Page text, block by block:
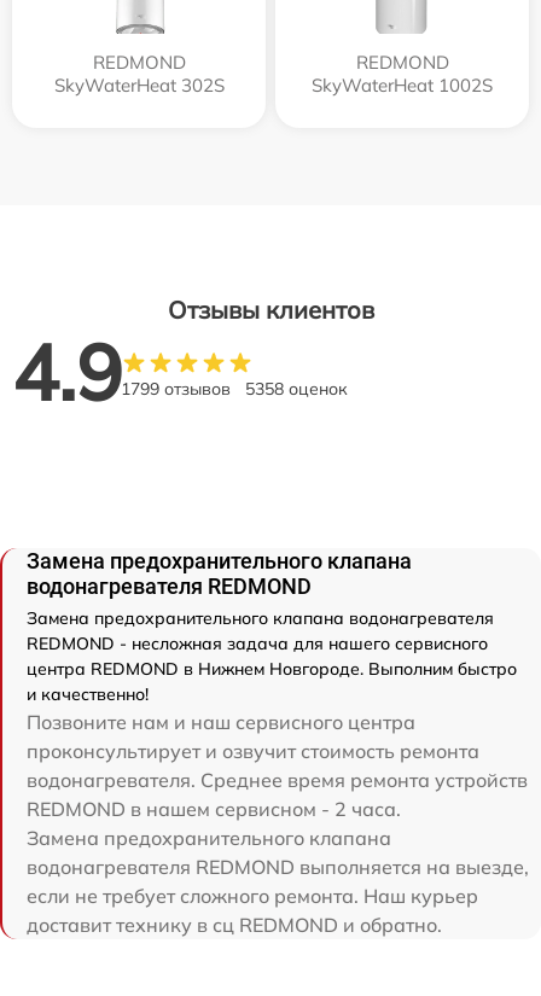
REDMOND
SkyWaterHeat 302S
REDMOND
SkyWaterHeat 1002S
Отзывы клиентов
4.91799 отзывов 5358 оценок
Замена предохранительного клапана
водонагревателя REDMOND
Замена предохранительного клапана водонагревателя
REDMOND - несложная задача для нашего сервисного
центра REDMOND в Нижнем Новгороде. Выполним быстро
и качественно!
Позвоните нам и наш сервисного центра
проконсультирует и озвучит стоимость ремонта
водонагревателя. Среднее время ремонта устройств
REDMOND в нашем сервисном - 2 часа.
Замена предохранительного клапана
водонагревателя REDMOND выполняется на выезде,
если не требует сложного ремонта. Наш курьер
доставит технику в сц REDMOND и обратно.